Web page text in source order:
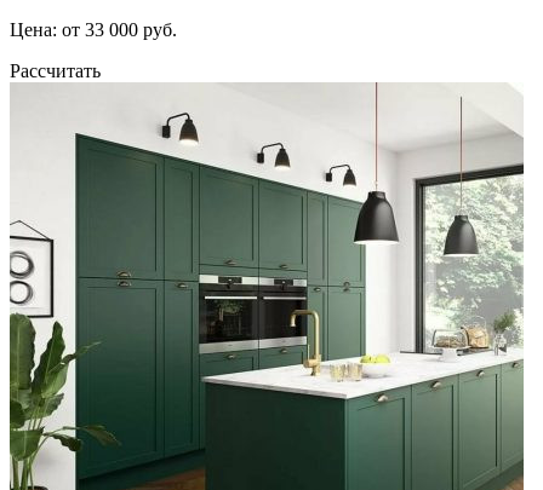
Цена: от 33 000 руб.
Рассчитать